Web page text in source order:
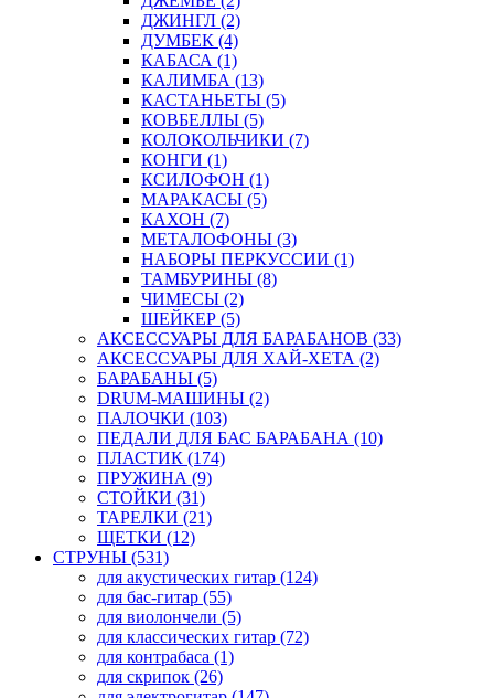
ДЖИНГЛ (2)
ДУМБЕК (4)
КАБАСА (1)
КАЛИМБА (13)
КАСТАНЬЕТЫ (5)
КОВБЕЛЛЫ (5)
КОЛОКОЛЬЧИКИ (7)
КОНГИ (1)
КСИЛОФОН (1)
МАРАКАСЫ (5)
КАХОН (7)
МЕТАЛОФОНЫ (3)
НАБОРЫ ПЕРКУССИИ (1)
ТАМБУРИНЫ (8)
ЧИМЕСЫ (2)
ШЕЙКЕР (5)
АКСЕССУАРЫ ДЛЯ БАРАБАНОВ (33)
АКСЕССУАРЫ ДЛЯ ХАЙ-ХЕТА (2)
БАРАБАНЫ (5)
DRUM-МАШИНЫ (2)
ПАЛОЧКИ (103)
ПЕДАЛИ ДЛЯ БАС БАРАБАНА (10)
ПЛАСТИК (174)
ПРУЖИНА (9)
СТОЙКИ (31)
ТАРЕЛКИ (21)
ЩЕТКИ (12)
СТРУНЫ (531)
для акустических гитар (124)
для бас-гитар (55)
для виолончели (5)
для классических гитар (72)
для контрабаса (1)
для скрипок (26)